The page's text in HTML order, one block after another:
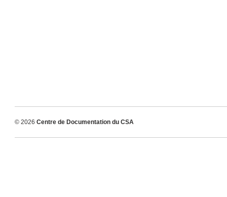
© 2026 Centre de Documentation du CSA